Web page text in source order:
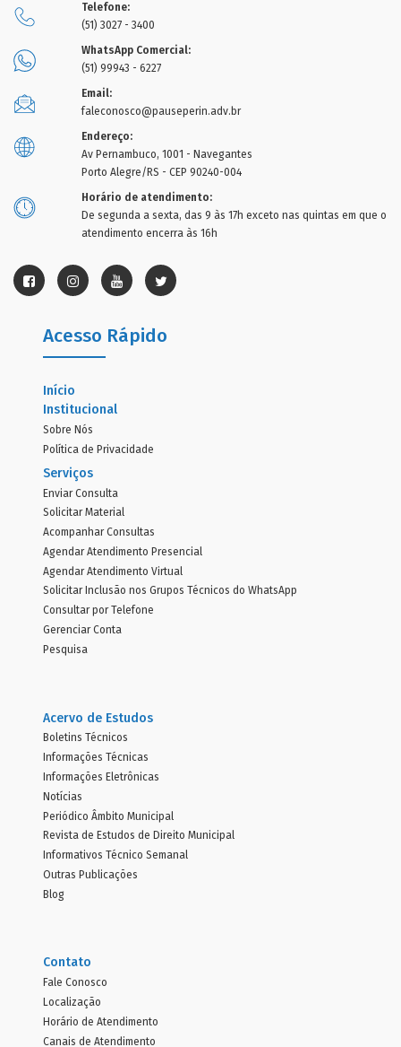
Telefone:
(51) 3027 - 3400
WhatsApp Comercial:
(51) 99943 - 6227
Email:
faleconosco@pauseperin.adv.br
Endereço:
Av Pernambuco, 1001 - Navegantes
Porto Alegre/RS - CEP 90240-004
Horário de atendimento:
De segunda a sexta, das 9 às 17h exceto nas quintas em que o
atendimento encerra às 16h
Acesso Rápido
Início
Institucional
Sobre Nós
Política de Privacidade
Serviços
Enviar Consulta
Solicitar Material
Acompanhar Consultas
Agendar Atendimento Presencial
Agendar Atendimento Virtual
Solicitar Inclusão nos Grupos Técnicos do WhatsApp
Consultar por Telefone
Gerenciar Conta
Pesquisa
Acervo de Estudos
Boletins Técnicos
Informações Técnicas
Informações Eletrônicas
Notícias
Periódico Âmbito Municipal
Revista de Estudos de Direito Municipal
Informativos Técnico Semanal
Outras Publicações
Blog
Contato
Fale Conosco
Localização
Horário de Atendimento
Canais de Atendimento